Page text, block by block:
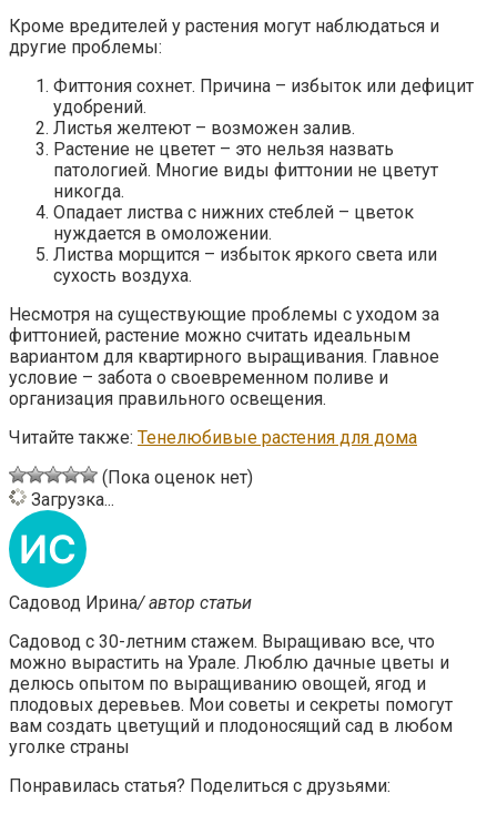
Кроме вредителей у растения могут наблюдаться и
другие проблемы:
Фиттония сохнет. Причина – избыток или дефицит
удобрений.
Листья желтеют – возможен залив.
Растение не цветет – это нельзя назвать
патологией. Многие виды фиттонии не цветут
никогда.
Опадает листва с нижних стеблей – цветок
нуждается в омоложении.
Листва морщится – избыток яркого света или
сухость воздуха.
Несмотря на существующие проблемы с уходом за
фиттонией, растение можно считать идеальным
вариантом для квартирного выращивания. Главное
условие – забота о своевременном поливе и
организация правильного освещения.
Читайте также: Тенелюбивые растения для дома
(Пока оценок нет)
Загрузка...
Садовод Ирина/ автор статьи
Садовод с 30-летним стажем. Выращиваю все, что
можно вырастить на Урале. Люблю дачные цветы и
делюсь опытом по выращиванию овощей, ягод и
плодовых деревьев. Мои советы и секреты помогут
вам создать цветущий и плодоносящий сад в любом
уголке страны
Понравилась статья? Поделиться с друзьями: